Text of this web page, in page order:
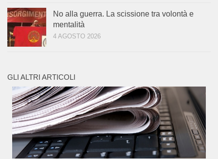
No alla guerra. La scissione tra volontà e
mentalità
4 AGOSTO 2026
GLI ALTRI ARTICOLI